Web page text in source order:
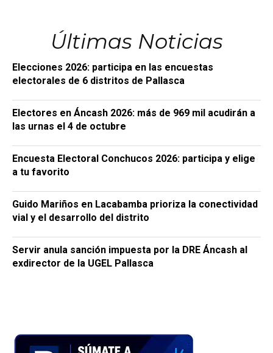
Últimas Noticias
Elecciones 2026: participa en las encuestas
electorales de 6 distritos de Pallasca
Electores en Áncash 2026: más de 969 mil acudirán a
las urnas el 4 de octubre
Encuesta Electoral Conchucos 2026: participa y elige
a tu favorito
Guido Mariños en Lacabamba prioriza la conectividad
vial y el desarrollo del distrito
Servir anula sanción impuesta por la DRE Áncash al
exdirector de la UGEL Pallasca